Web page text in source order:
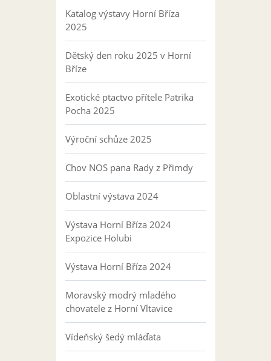
Katalog výstavy Horní Bříza
2025
Dětský den roku 2025 v Horní
Bříze
Exotické ptactvo přítele Patrika
Pocha 2025
Výroční schůze 2025
Chov NOS pana Rady z Přimdy
Oblastní výstava 2024
Výstava Horní Bříza 2024
Expozice Holubi
Výstava Horní Bříza 2024
Moravský modrý mladého
chovatele z Horní Vltavice
Vídeňský šedý mláďata